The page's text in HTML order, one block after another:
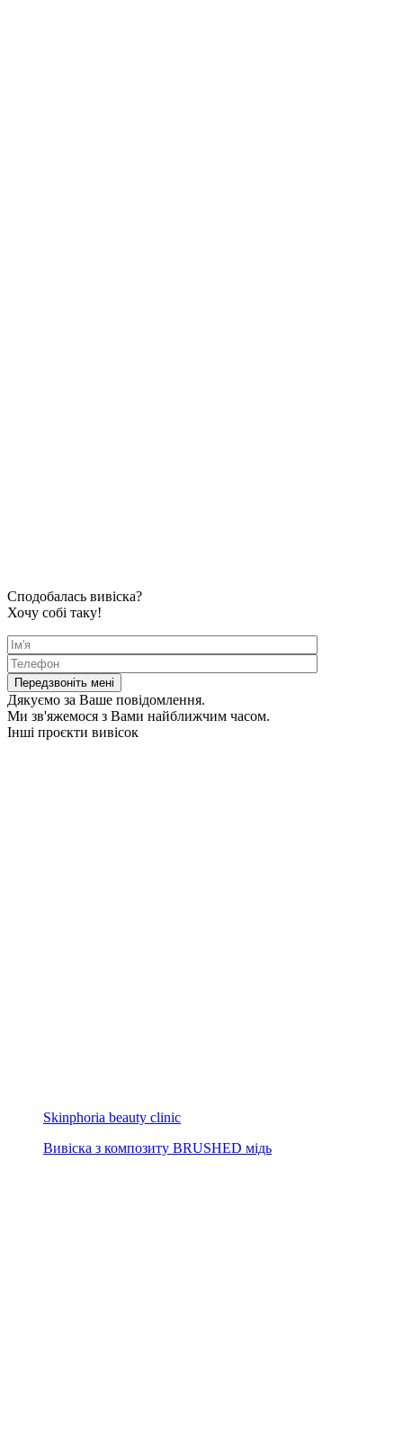
Сподобалась вивіска?
Хочу собі таку!
Дякуємо за Ваше повідомлення.
Ми зв'яжемося з Вами найближчим часом.
Інші проєкти вивісок
Skinphoria beauty clinic
Вивіска з композиту BRUSHED мідь